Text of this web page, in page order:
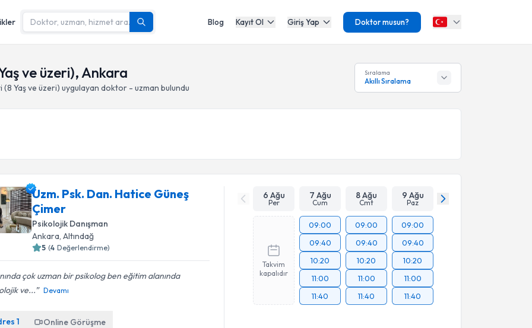
Blog Kayıt Ol Giriş Yap Doktor musun?
ve üzeri), Ankara
Yaş ve üzeri) uygulayan doktor - uzman bulundu
Sıralama
Akıllı Sıralama
Uzm. Psk. Dan. Hatice Güneş
Çimer
Psikolojik Danışman
Ankara, Altındağ
5 (4 Değerlendirme)
çok uzman bir psikolog ben eğitim alanında
ve...
Devamı
1 Online Görüşme
6 Ağu
Per
7 Ağu
Cum
8 Ağu
Cmt
9 Ağu
Paz
Takvim
kapalıdır
09:00
09:40
10:20
11:00
11:40
09:00
09:40
10:20
11:00
11:40
09:00
09:40
10:20
11:00
11:40